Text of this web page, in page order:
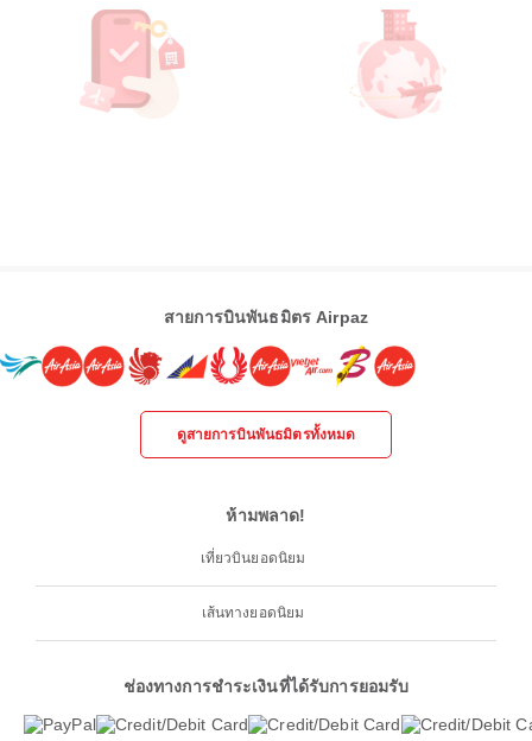
สายการบินพันธมิตร Airpaz
ดูสายการบินพันธมิตรทั้งหมด
ห้ามพลาด!
เที่ยวบินยอดนิยม
เส้นทางยอดนิยม
ช่องทางการชำระเงินที่ได้รับการยอมรับ